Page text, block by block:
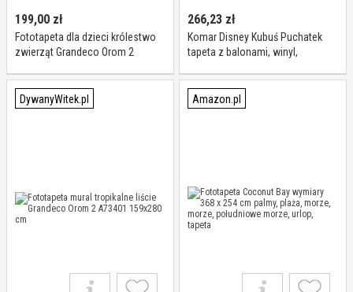
199,00 zł
Fototapeta dla dzieci królestwo
zwierząt Grandeco Orom 2
266,23 zł
Komar Disney Kubuś Puchatek
tapeta z balonami, winyl,
cm
DywanyWitek.pl
Amazon.pl